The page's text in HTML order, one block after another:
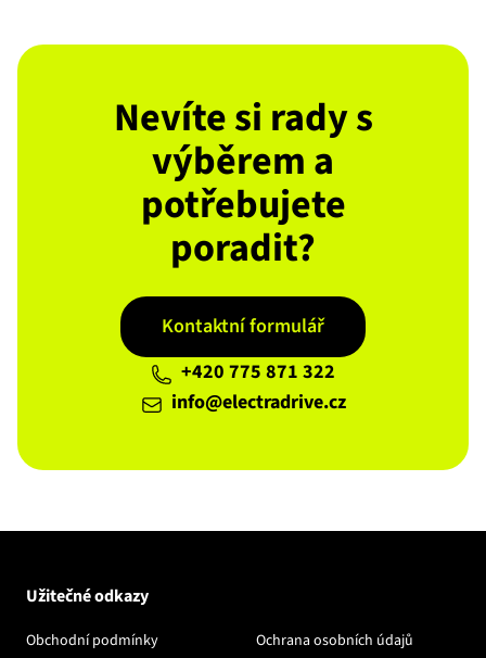
Nevíte si rady s
výběrem a
potřebujete
poradit?
Kontaktní formulář
+420 775 871 322
info@electradrive.cz
Užitečné odkazy
Obchodní podmínky Ochrana osobních údajů